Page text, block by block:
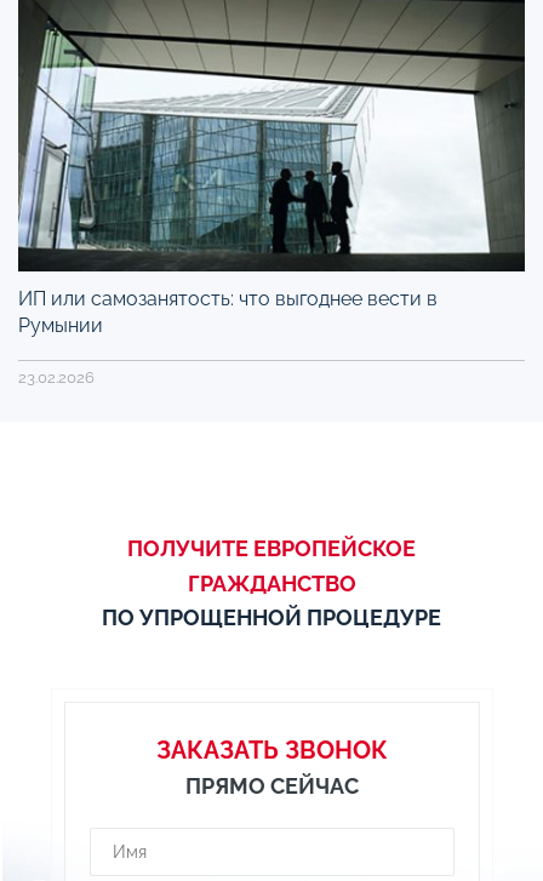
ИП или самозанятость: что выгоднее вести в
Румынии
23.02.2026
ПОЛУЧИТЕ ЕВРОПЕЙСКОЕ
ГРАЖДАНСТВО
ПО УПРОЩЕННОЙ ПРОЦЕДУРЕ
ЗАКАЗАТЬ ЗВОНОК
ПРЯМО СЕЙЧАС